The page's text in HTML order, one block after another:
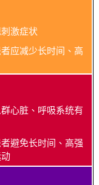
激症状
应减少长时间、高
心脏、呼吸系统有
避免长时间、高强